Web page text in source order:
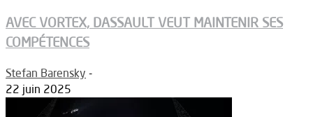
AVEC VORTEX, DASSAULT VEUT MAINTENIR SES
COMPÉTENCES
Stefan Barensky -
22 juin 2025